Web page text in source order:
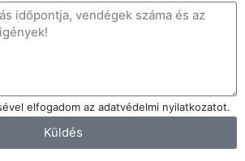
elfogadom az adatvédelmi nyilatkozatot.
Küldés